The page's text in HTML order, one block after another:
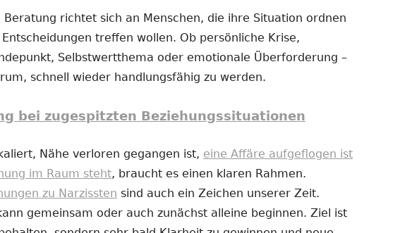
Beratung richtet sich an Menschen, die ihre Situation ordnen
treffen wollen. Ob persönliche Krise,
Selbstwertthema oder emotionale Überforderung –
schnell wieder handlungsfähig zu werden.
bei zugespitzten Beziehungssituationen
Nähe verloren gegangen ist, eine Affäre aufgeflogen ist
im Raum steht, braucht es einen klaren Rahmen.
zu Narzissten sind auch ein Zeichen unserer Zeit.
gemeinsam oder auch zunächst alleine beginnen. Ziel ist